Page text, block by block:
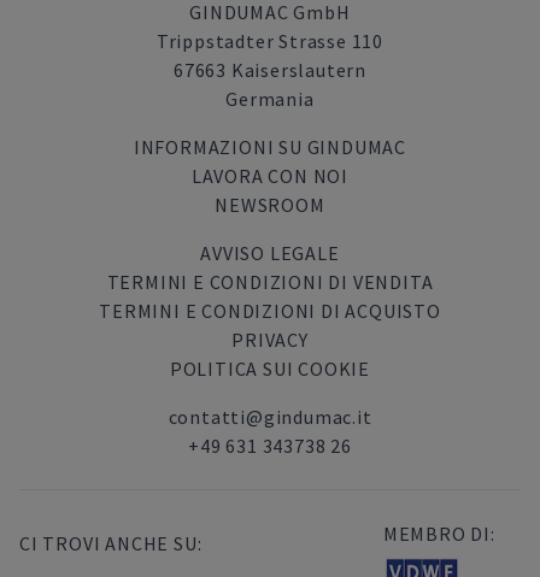
GINDUMAC GmbH
Trippstadter Strasse 110
67663 Kaiserslautern
Germania
INFORMAZIONI SU GINDUMAC
LAVORA CON NOI
NEWSROOM
AVVISO LEGALE
TERMINI E CONDIZIONI DI VENDITA
TERMINI E CONDIZIONI DI ACQUISTO
PRIVACY
POLITICA SUI COOKIE
contatti@gindumac.it
+49 631 343738 26
CI TROVI ANCHE SU: MEMBRO DI: